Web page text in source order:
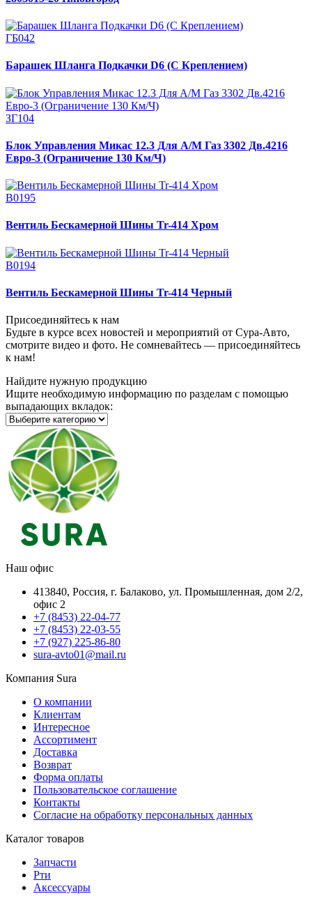
ГБ042
Барашек Шланга Подкачки D6 (С Креплением)
ЗГ104
Блок Управления Микас 12.3 Для А/М Газ 3302 Дв.4216
Евро-3 (Ограничение 130 Км/Ч)
В0195
Вентиль Бескамерной Шины Tr-414 Хром
В0194
Вентиль Бескамерной Шины Tr-414 Черный
Присоединяйтесь к нам
Будьте в курсе всех новостей и мероприятий от Сура-Авто,
смотрите видео и фото. Не сомневайтесь — присоединяйтесь
к нам!
Найдите нужную продукцию
Ищите необходимую информацию по разделам с помощью
выпадающих вкладок:
Наш офис
413840, Россия, г. Балаково, ул. Промышленная, дом 2/2,
офис 2
+7 (8453) 22-04-77
+7 (8453) 22-03-55
+7 (927) 225-86-80
sura-avto01@mail.ru
Компания Sura
О компании
Клиентам
Интересное
Ассортимент
Доставка
Возврат
Форма оплаты
Пользовательское соглашение
Контакты
Согласие на обработку персональных данных
Каталог товаров
Запчасти
Рти
Аксессуары